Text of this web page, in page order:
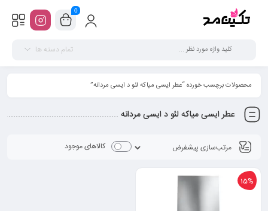
0
تمام دسته ها
محصولات برچسب خورده “عطر ایسی میاکه لئو د ایسی مردانه”
عطر ایسی میاکه لئو د ایسی مردانه
کالاهای موجود
15%